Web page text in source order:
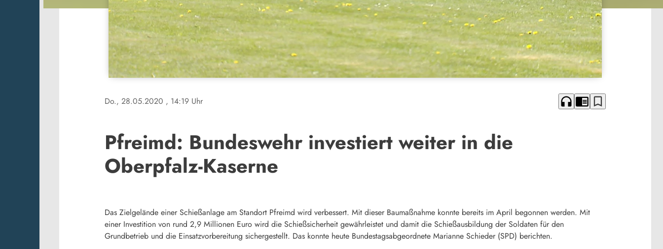
Do., 28.05.2020 , 14:19 Uhr headphones chrome_reader_mode bookmark_border
Pfreimd: Bundeswehr investiert weiter in die
Oberpfalz-Kaserne
Das Zielgelände einer Schießanlage am Standort Pfreimd wird verbessert. Mit dieser Baumaßnahme konnte bereits im April begonnen werden. Mit
einer Investition von rund 2,9 Millionen Euro wird die Schießsicherheit gewährleistet und damit die Schießausbildung der Soldaten für den
Grundbetrieb und die Einsatzvorbereitung sichergestellt. Das konnte heute Bundestagsabgeordnete Marianne Schieder (SPD) berichten.